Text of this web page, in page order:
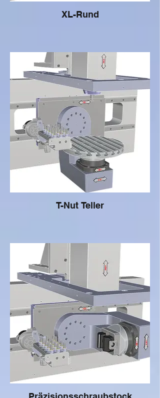
XL-Rund
T-Nut Teller